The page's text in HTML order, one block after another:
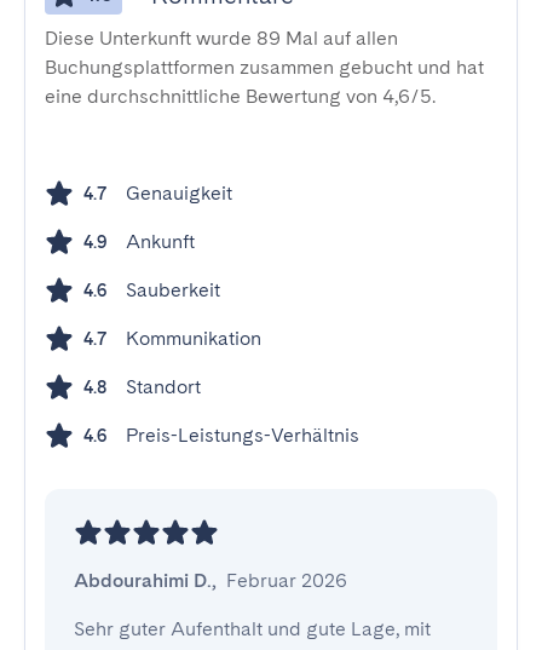
Diese Unterkunft wurde 89 Mal auf allen
Buchungsplattformen zusammen gebucht und hat
eine durchschnittliche Bewertung von 4,6/5.
4.7 Genauigkeit
4.9 Ankunft
4.6 Sauberkeit
4.7 Kommunikation
4.8 Standort
4.6 Preis-Leistungs-Verhältnis
Abdourahimi D., Februar 2026
Sehr guter Aufenthalt und gute Lage, mit